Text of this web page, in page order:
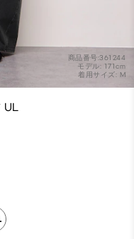
商品番号:361244
モデル: 171cm
着用サイズ: M
UL